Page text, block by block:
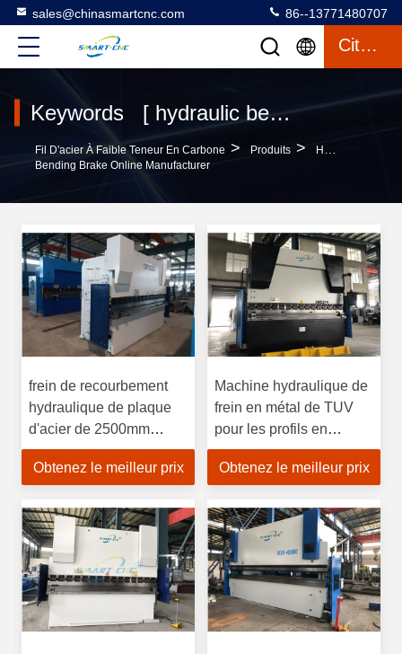
sales@chinasmartcnc.com 86--13771480707
Citation
Keywords [ hydraulic bending brake ] Match 113 produits
Fil D'acier À Faible Teneur En Carbone > Produits >
Hydraulic
Bending Brake Online Manufacturer
frein de recourbement
hydraulique de plaque
d'acier de 2500mm
productivité de 80
tonnes d'hauteur
Obtenez le meilleur prix
Machine hydraulique de
frein en métal de TUV
pour les profils en
aluminium, machine à
cintrer de barre omnibus
numérique par
ordinateur
Obtenez le meilleur prix